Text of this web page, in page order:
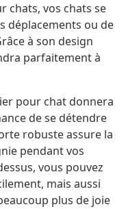
chats, vos chats se
déplacements ou de
à son design
parfaitement à
pour chat donnera
de se détendre
robuste assure la
pendant vos
vous pouvez
mais aussi
plus de joie